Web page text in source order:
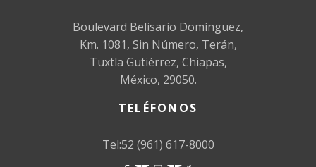
Boulevard Belisario Domínguez,
Km. 1081, Sin Número, Terán,
Tuxtla Gutiérrez, Chiapas,
México, 29050.
TELÉFONOS
Tel:52 (961) 617-8000